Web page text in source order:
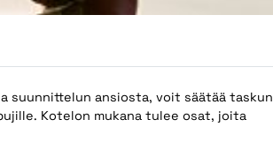
suunnittelun ansiosta, voit säätää taskun
Kotelon mukana tulee osat, joita